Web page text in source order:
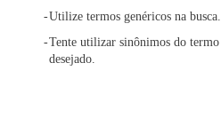
Utilize termos genéricos na busca.
Tente utilizar sinônimos do termo
desejado.